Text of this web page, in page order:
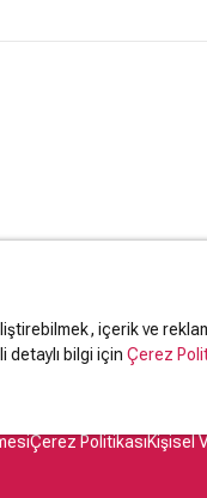
içerik ve
bilgi için Çerez
Çerez PolitikasıKişisel